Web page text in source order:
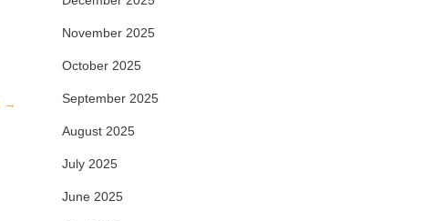
→
November 2025
October 2025
September 2025
August 2025
July 2025
June 2025